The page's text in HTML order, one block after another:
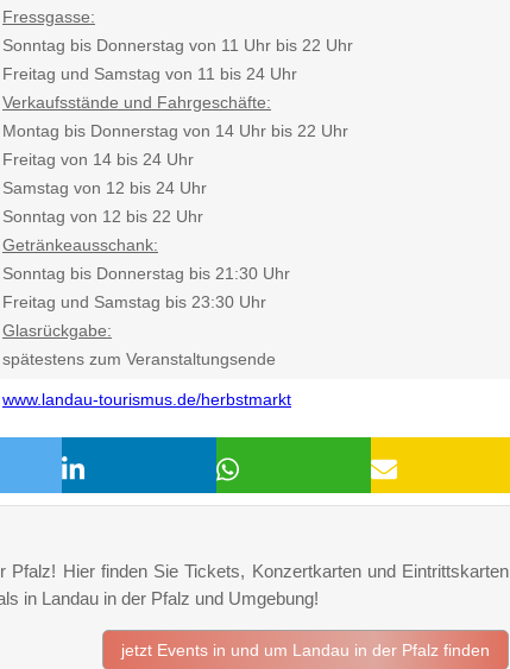
Fressgasse:
Sonntag bis Donnerstag von 11 Uhr bis 22 Uhr
Freitag und Samstag von 11 bis 24 Uhr
Verkaufsstände und Fahrgeschäfte:
Montag bis Donnerstag von 14 Uhr bis 22 Uhr
Freitag von 14 bis 24 Uhr
Samstag von 12 bis 24 Uhr
Sonntag von 12 bis 22 Uhr
Getränkeausschank:
Sonntag bis Donnerstag bis 21:30 Uhr
Freitag und Samstag bis 23:30 Uhr
Glasrückgabe:
spätestens zum Veranstaltungsende
www.landau-tourismus.de/herbstmarkt
Pfalz! Hier finden Sie Tickets, Konzertkarten und Eintrittskarten
in Landau in der Pfalz und Umgebung!
jetzt Events in und um Landau in der Pfalz finden